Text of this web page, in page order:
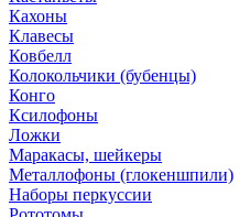
Кахоны
Клавесы
Ковбелл
Колокольчики (бубенцы)
Конго
Ксилофоны
Ложки
Маракасы, шейкеры
Металлофоны (глокеншпили)
Наборы перкуссии